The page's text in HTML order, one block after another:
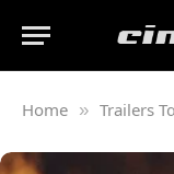
Home » Trailers